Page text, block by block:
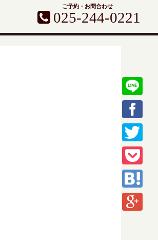
ご予約・お問合わせ
025-244-0221